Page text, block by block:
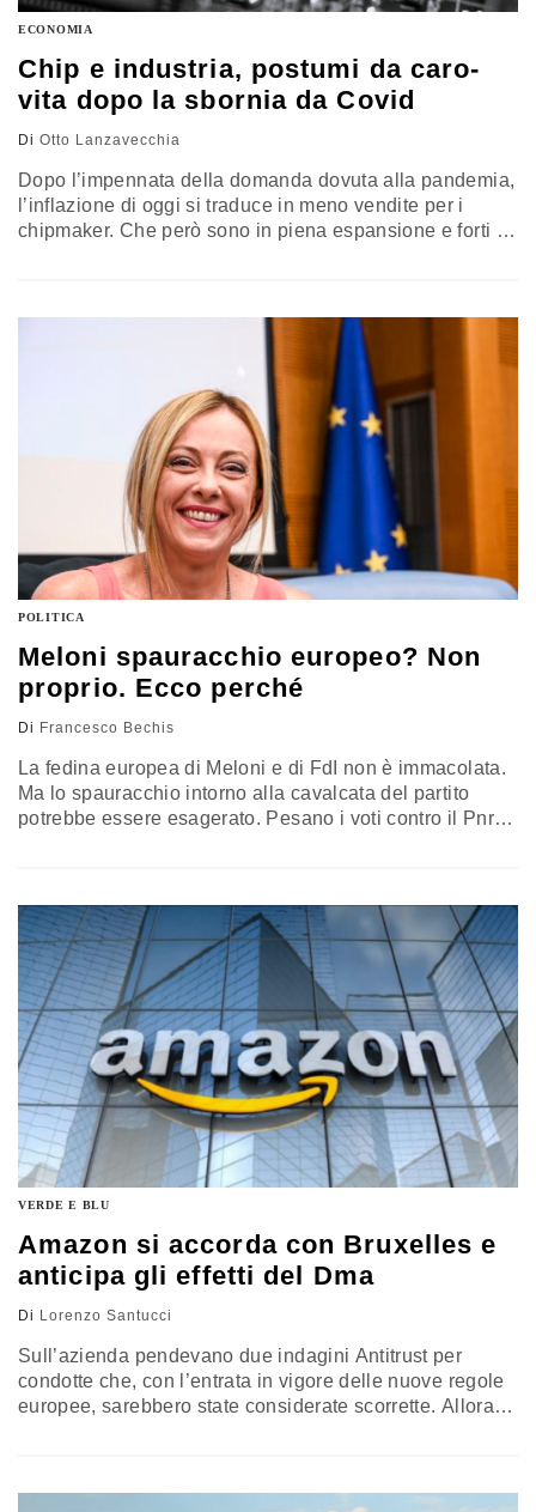
ECONOMIA
Chip e industria, postumi da caro-
vita dopo la sbornia da Covid
Di Otto Lanzavecchia
Dopo l’impennata della domanda dovuta alla pandemia,
l’inflazione di oggi si traduce in meno vendite per i
chipmaker. Che però sono in piena espansione e forti di
POLITICA
Meloni spauracchio europeo? Non
proprio. Ecco perché
Di Francesco Bechis
La fedina europea di Meloni e di FdI non è immacolata.
Ma lo spauracchio intorno alla cavalcata del partito
potrebbe essere esagerato. Pesano i voti contro il Pnrr,
VERDE E BLU
Amazon si accorda con Bruxelles e
anticipa gli effetti del Dma
Di Lorenzo Santucci
Sull’azienda pendevano due indagini Antitrust per
condotte che, con l’entrata in vigore delle nuove regole
europee, sarebbero state considerate scorrette. Allora